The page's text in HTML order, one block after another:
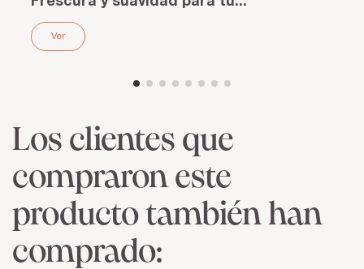
Ver
Los clientes que
compraron este
producto también han
comprado: